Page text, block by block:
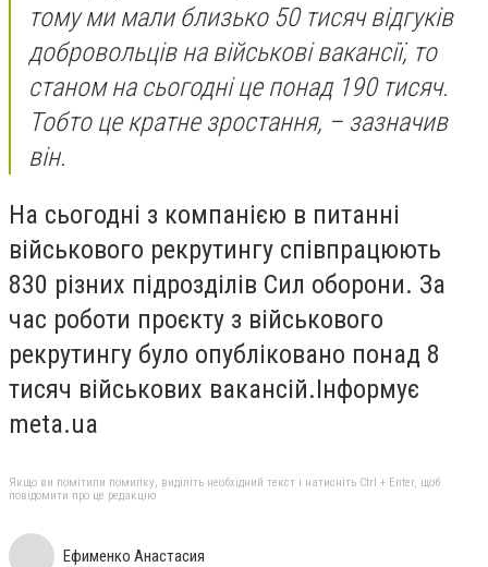
тому ми мали близько 50 тисяч відгуків
добровольців на військові вакансії, то
станом на сьогодні це понад 190 тисяч.
Тобто це кратне зростання, – зазначив
він.
На сьогодні з компанією в питанні
військового рекрутингу співпрацюють
830 різних підрозділів Сил оборони. За
час роботи проєкту з військового
рекрутингу було опубліковано понад 8
тисяч військових вакансій.Інформує
meta.ua
Якщо ви помітили помилку, виділіть необхідний текст і натисніть Ctrl + Enter, щоб
повідомити про це редакцію
Ефименко Анастасия